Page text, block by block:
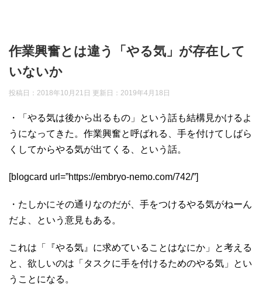
作業興奮とは違う「やる気」が存在して
いないか
投稿日：2018年10月21日 更新日： 2019年4月18日
・「やる気は後から出るもの」という話も結構見かけるよ
うになってきた。作業興奮と呼ばれる、手を付けてしばら
くしてからやる気が出てくる、という話。
[blogcard url=”https://embryo-nemo.com/742/”]
・たしかにその通りなのだが、手をつけるやる気がねーん
だよ、という意見もある。
これは「『やる気』に求めていることはなにか」と考える
と、欲しいのは「タスクに手を付けるためのやる気」とい
うことになる。